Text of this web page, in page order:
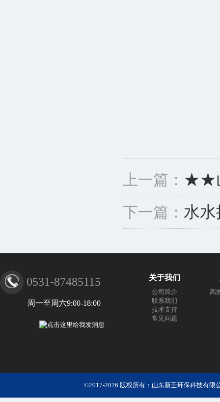
上一篇： ★★
下一篇： 水
0531-87485115
周一至周六9:00-18:00
关于我们
公司简介
联系我们
技术支持
常见问题
高
©2017-2026 版权所有：山东新壬环保科技有